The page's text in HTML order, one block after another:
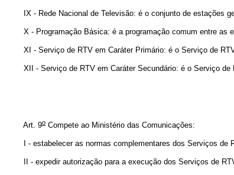
IX - Rede Nacional de Televisão: é o conjunto de estações
X - Programação Básica: é a programação comum entre as
XI - Serviço de RTV em Caráter Primário: é o Serviço de RTV
XII - Serviço de RTV em Caráter Secundário: é o Serviço de
Art. 9o Compete ao Ministério das Comunicações:
I - estabelecer as normas complementares dos Serviços de
II - expedir autorização para a execução dos Serviços de